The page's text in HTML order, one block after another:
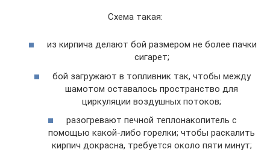
Схема такая:
из кирпича делают бой размером не более пачки
сигарет;
бой загружают в топливник так, чтобы между
шамотом оставалось пространство для
циркуляции воздушных потоков;
разогревают печной теплонакопитель с
помощью какой-либо горелки; чтобы раскалить
кирпич докрасна, требуется около пяти минут;